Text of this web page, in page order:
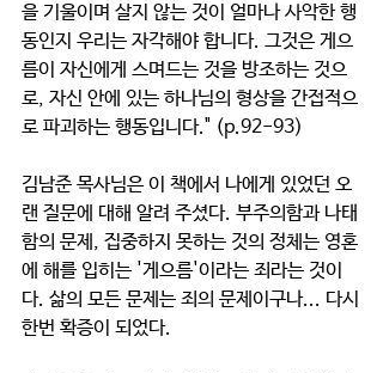
을 기울이며 살지 않는 것이 얼마나 사악한 행
동인지 우리는 자각해야 합니다. 그것은 게으
름이 자신에게 스며드는 것을 방조하는 것으
로, 자신 안에 있는 하나님의 형상을 간접적으
로 파괴하는 행동입니다." (p.92-93)
김남준 목사님은 이 책에서 나에게 있었던 오
랜 질문에 대해 알려 주셨다. 부주의함과 나태
함의 문제, 집중하지 못하는 것의 정체는 영혼
에 해를 입히는 '게으름'이라는 죄라는 것이
다. 삶의 모든 문제는 죄의 문제이구나... 다시
한번 확증이 되었다.